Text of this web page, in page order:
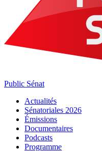
Public Sénat
Actualités
Sénatoriales 2026
Émissions
Documentaires
Podcasts
Programme